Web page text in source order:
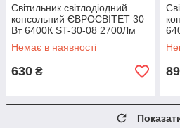
Світильник світлодіодний
консольний ЄВРОСВІТЕТ 30
Вт 6400К ST-30-08 2700Лм
IP65
Немає в наявності
630 ₴
IP65